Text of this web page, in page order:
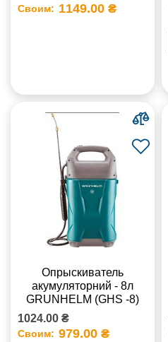
Своим: 1149.00 ₴
Опрыскиватель
акумуляторний - 8л
GRUNHELM (GHS -8)
1024.00 ₴
Своим: 979.00 ₴